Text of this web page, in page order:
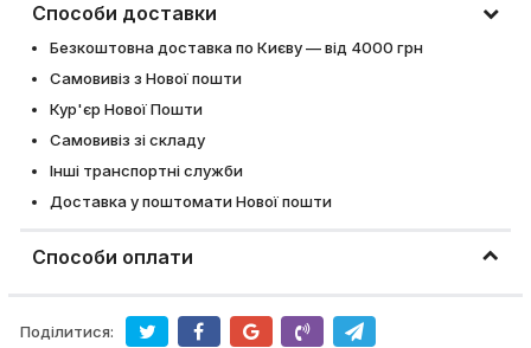
Способи доставки
Безкоштовна доставка по Києву — від 4000 грн
Самовивіз з Нової пошти
Кур'єр Нової Пошти
Самовивіз зі складу
Інші транспортні служби
Доставка у поштомати Нової пошти
Способи оплати
Поділитися: